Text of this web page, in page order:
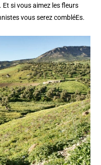
si vous aimez les fleurs
vous serez combléEs.